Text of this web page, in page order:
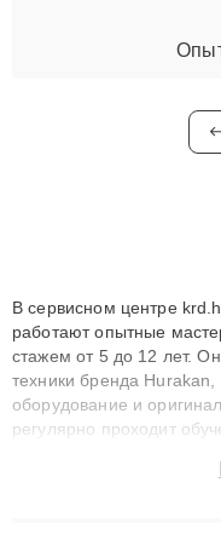
В сервисном центре
работают опытные
стажем от 5 до 12 лет.
техники бренда
оборудование и
регулярно проходит
технику с сохранением